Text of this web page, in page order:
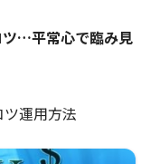
ツ…平常心で臨み見
運用方法